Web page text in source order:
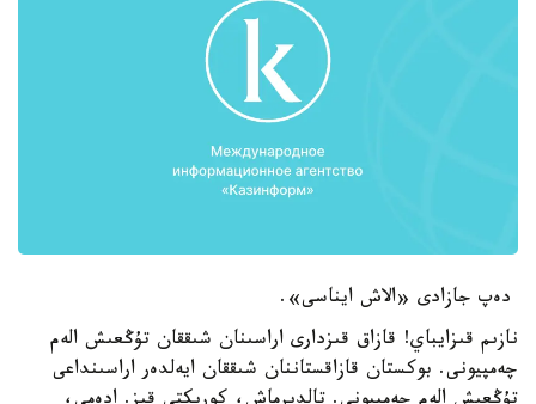
دەپ جازادى «الاش ايناسى».
نازىم قىزايباي! قازاق قىزدارى اراسىنان شىققان تۇڭعىش الەم
چەمپيونى. بوكستان قازاقستاننان شىققان ايەلدەر اراسىنداعى